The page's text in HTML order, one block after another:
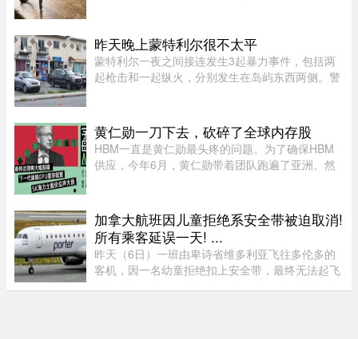
闲置整整一年无人入住，因而遭 ...
昨天晚上蒙特利尔很不太平
蒙特利尔一夜之间接连发生3起暴力事件，包括两
起枪击和一起纵火，分别发生在岛屿东西两侧。警
大道发生枪击。一名嫌疑人 ...
黄仁勋一刀下去，砍碎了全球内存股
HBM一直是黄仁勋最头疼的问题。为了确保HBM
供应，今年6月，黄仁勋带着团队跑遍了亚洲。然
Rubin Ultra的显存配置。根据爆料， ...
加拿大航班因儿童拒绝系安全带被迫取消!
所有乘客延误一天! ...
昨天（6日）一班由卑诗省维多利亚飞往多伦多的
客机，因一名幼童拒绝扣上安全带，最终无法起飞